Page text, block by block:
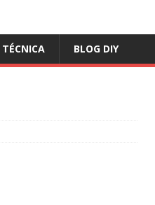
TÉCNICA BLOG DIY